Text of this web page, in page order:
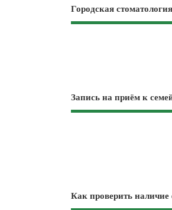
Городская стоматология
Запись на приём к
Как проверить наличие